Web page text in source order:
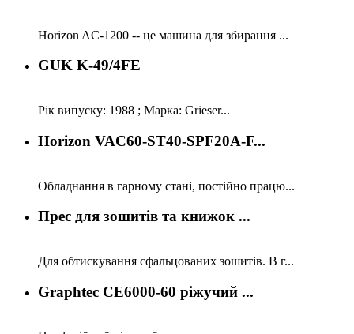
Horizon AC-1200 -- це машина для збирання ...
GUK K-49/4FE
Рік випуску: 1988 ; Марка: Grieser...
Horizon VAC60-ST40-SPF20A-F...
Обладнання в гарному стані, постійно працю...
Прес для зошитів та книжок ...
Для обтискування сфальцованих зошитів. В г...
Graphtec CE6000-60 ріжучий ...